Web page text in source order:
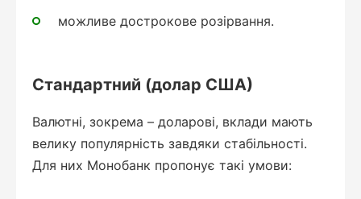
можливе дострокове розірвання.
Стандартний (долар США)
Валютні, зокрема – доларові, вклади мають
велику популярність завдяки стабільності.
Для них Монобанк пропонує такі умови: